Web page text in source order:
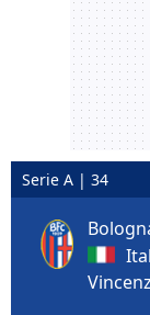
Serie A | 34